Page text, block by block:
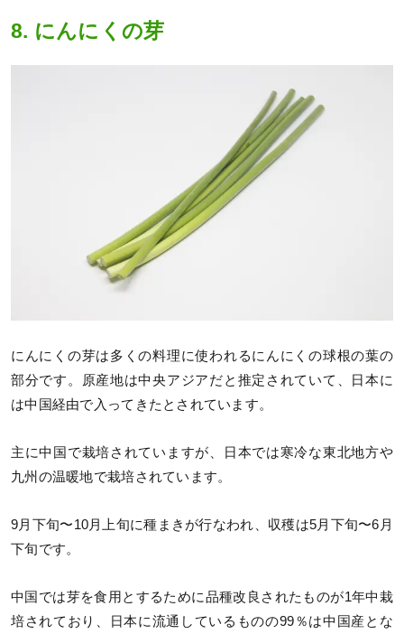
8. にんにくの芽
にんにくの芽は多くの料理に使われるにんにくの球根の葉の
部分です。原産地は中央アジアだと推定されていて、日本に
は中国経由で入ってきたとされています。
主に中国で栽培されていますが、日本では寒冷な東北地方や
九州の温暖地で栽培されています。
9月下旬〜10月上旬に種まきが行なわれ、収穫は5月下旬〜6月
下旬です。
中国では芽を食用とするために品種改良されたものが1年中栽
培されており、日本に流通しているものの99％は中国産とな